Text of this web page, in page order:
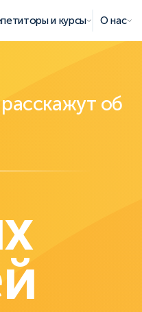
и курсы О нас
об